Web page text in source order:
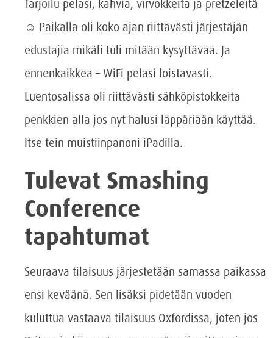
Tarjoilu pelasi, kahvia, virvokkeita ja pretzeleitä
☺ Paikalla oli koko ajan riittävästi järjestäjän
edustajia mikäli tuli mitään kysyttävää. Ja
ennenkaikkea – WiFi pelasi loistavasti.
Luentosalissa oli riittävästi sähköpistokkeita
penkkien alla jos nyt halusi läppäriään käyttää.
Itse tein muistiinpanoni iPadilla.
Tulevat Smashing
Conference
tapahtumat
Seuraava tilaisuus järjestetään samassa paikassa
ensi keväänä. Sen lisäksi pidetään vuoden
kuluttua vastaava tilaisuus Oxfordissa, joten jos